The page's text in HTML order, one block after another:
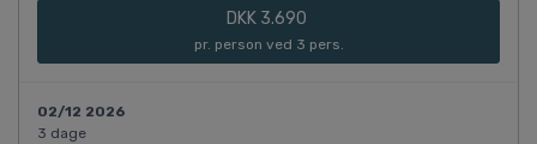
DKK 3.690
pr. person ved 3 pers.
02/12 2026
3 dage